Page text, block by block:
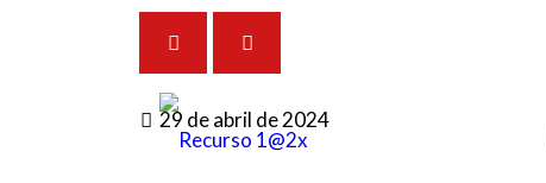
29 de abril de 2024